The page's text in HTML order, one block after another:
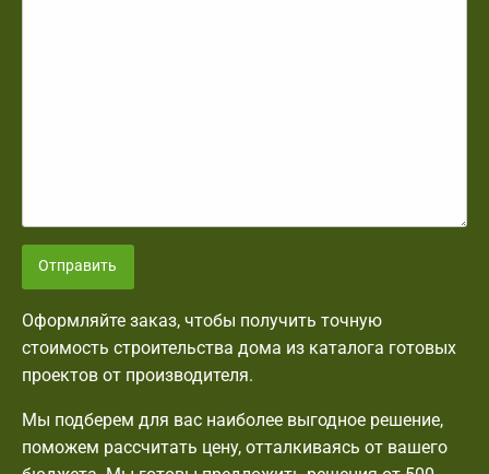
Отправить
Оформляйте заказ, чтобы получить точную
стоимость строительства дома из каталога готовых
проектов от производителя.
Мы подберем для вас наиболее выгодное решение,
поможем рассчитать цену, отталкиваясь от вашего